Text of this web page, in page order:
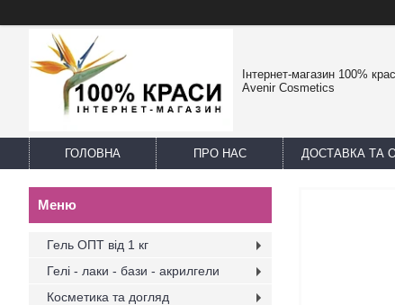
Інтернет-магазин 100%
Avenir Cosmetics
ГОЛОВНА ПРО НАС ДОСТАВКА ТА
Гель ОПТ від 1 кг
Гелі - лаки - бази - акрилгели
Косметика та догляд